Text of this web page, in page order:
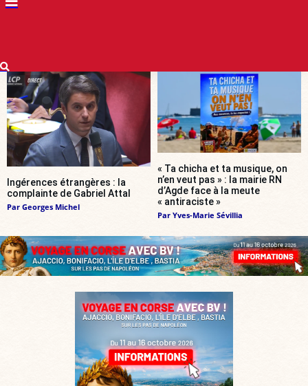
Ingérences étrangères : la
complainte de Gabriel Attal
Par Georges Michel
« Ta chicha et ta musique, on
n’en veut pas » : la mairie RN
d’Agde face à la meute
« antiraciste »
Par Yves-Marie Sévillia